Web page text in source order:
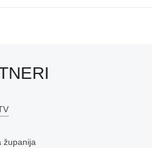
županija